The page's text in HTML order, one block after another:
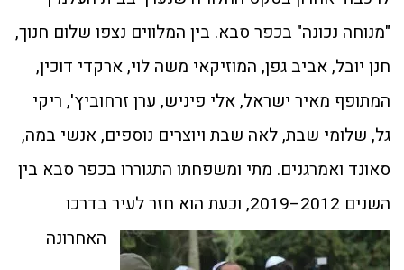
"מנוחה נכונה" בכפר סבא. בין המלווים נצפו שלום חנוך,
חנן יובל, אביב גפן, המוזיקאי משה לוי, ארקדי דוכין,
המתופף מאיר ישראל, אלי פיניש, ערן זרחוביץ', ריקי
גל, שלומי שבת, לאה שבת ויוצרים נוספים, אנשי במה,
סאונד ואמרגנים. מתי ומשפחתו התגוררו בכפר סבא בין
השנים 2012–2019, וכעת הוא חזר לעיר בדרכו
האחרונה